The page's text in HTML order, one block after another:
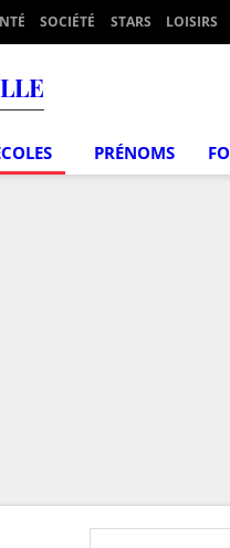
SOCIÉTÉ STARS LOISIRS
PRÉNOMS